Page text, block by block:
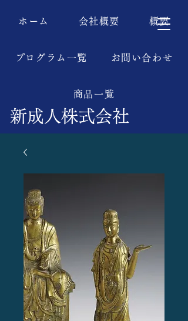
新成人株式会社
ホーム 会社概要 概要
プログラム一覧 お問い合わせ
商品一覧